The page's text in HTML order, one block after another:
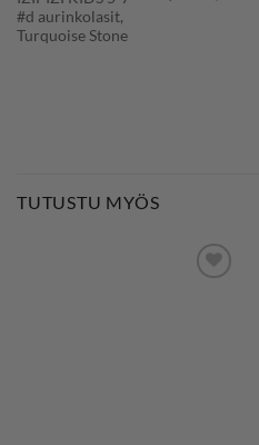
#d aurinkolasit,
Turquoise Stone
TUTUSTU MYÖS